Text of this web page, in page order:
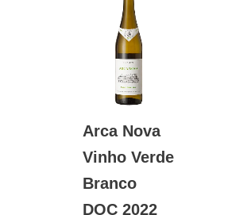
Arca Nova
Vinho Verde
Branco
DOC 2022